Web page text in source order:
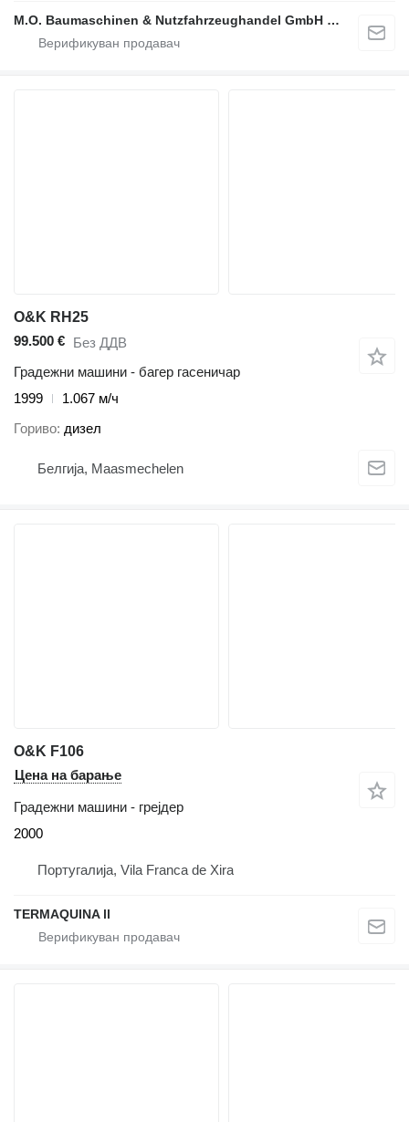
M.O. Baumaschinen & Nutzfahrzeughandel GmbH & CO.
O&K RH25
99.500 € Без ДДВ
Градежни машини - багер гасеничар
1999
1.067 м/ч
Гориво дизел
Белгија, Maasmechelen
O&K F106
Цена на барање
Градежни машини - грејдер
2000
Португалија, Vila Franca de Xira
TERMAQUINA ll